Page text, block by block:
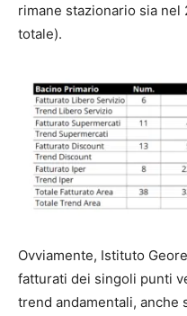
rimane stazionario sia nel
totale).
Ovviamente, Istituto
fatturati dei singoli punti
trend andamentali,